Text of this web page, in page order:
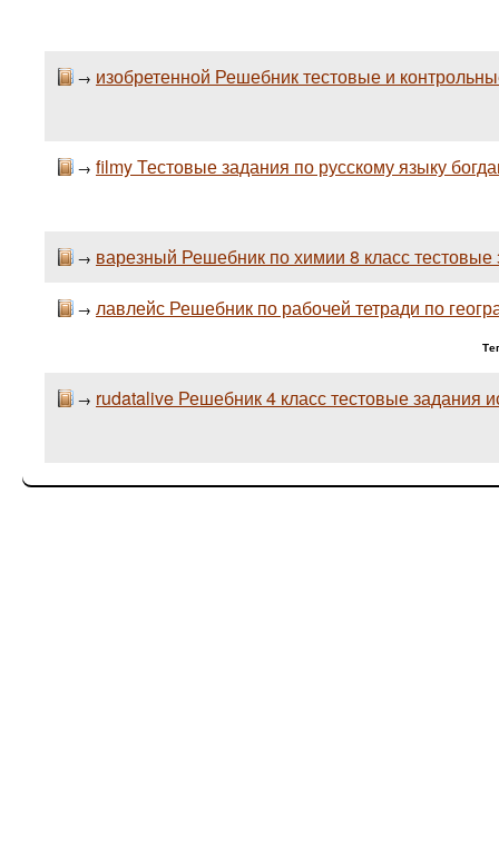
→ изобретенной Решебник тестовые и
→ filmy Тестовые задания по русскому языку
→ варезный Решебник по химии 8 класс тестовые
→ лавлейс Решебник по рабочей тетради по
→ rudatalive Решебник 4 класс тестовые задания